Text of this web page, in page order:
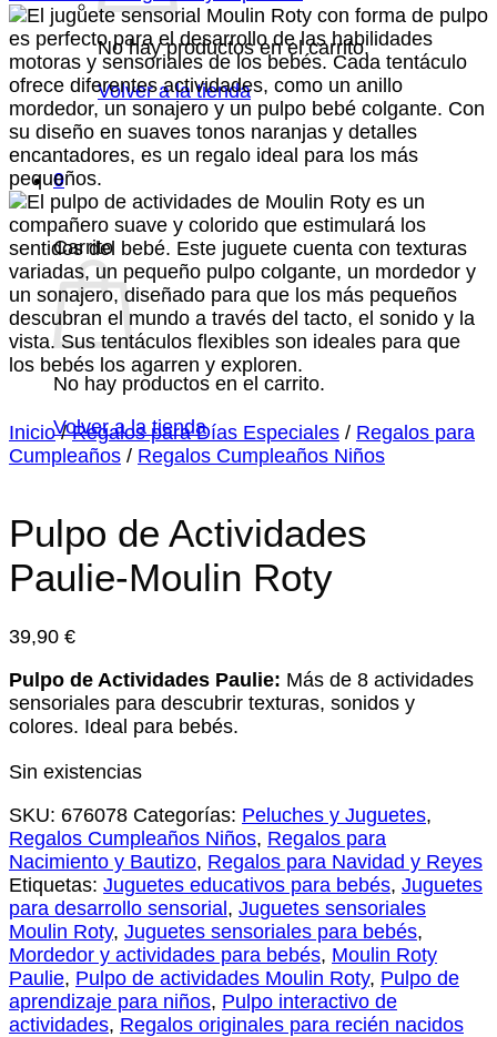
No hay productos en el carrito.
Volver a la tienda
0
Carrito
No hay productos en el carrito.
Volver a la tienda
Inicio / Regalos para Días Especiales / Regalos para
Cumpleaños / Regalos Cumpleaños Niños
Pulpo de Actividades
Paulie-Moulin Roty
39,90 €
Pulpo de Actividades Paulie: Más de 8 actividades
sensoriales para descubrir texturas, sonidos y
colores. Ideal para bebés.
Sin existencias
SKU: 676078 Categorías: Peluches y Juguetes,
Regalos Cumpleaños Niños, Regalos para
Nacimiento y Bautizo, Regalos para Navidad y Reyes
Etiquetas: Juguetes educativos para bebés, Juguetes
para desarrollo sensorial, Juguetes sensoriales
Moulin Roty, Juguetes sensoriales para bebés,
Mordedor y actividades para bebés, Moulin Roty
Paulie, Pulpo de actividades Moulin Roty, Pulpo de
aprendizaje para niños, Pulpo interactivo de
actividades, Regalos originales para recién nacidos